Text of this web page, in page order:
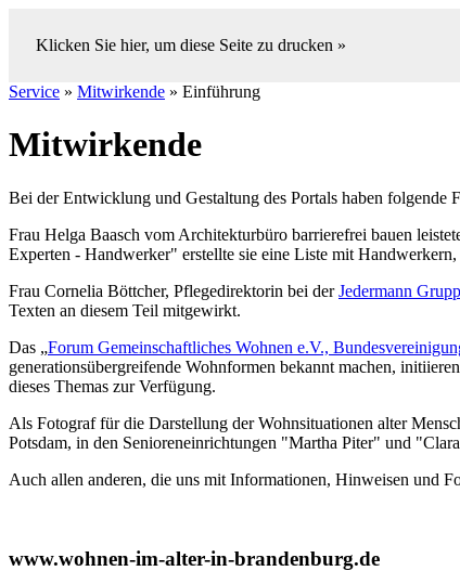
Klicken Sie hier, um diese Seite zu drucken »
Service » Mitwirkende » Einführung
Mitwirkende
Bei der Entwicklung und Gestaltung des Portals haben folgende
Frau Helga Baasch vom Architekturbüro barrierefrei bauen
Experten - Handwerker" erstellte sie eine Liste mit
Frau Cornelia Böttcher, Pflegedirektorin bei derJedermann
Texten an diesem Teil mitgewirkt.
Das „Forum Gemeinschaftliches Wohnen e.V.,
generationsübergreifende Wohnformen bekannt machen,
dieses Themas zur Verfügung.
Als Fotograf für die Darstellung der Wohnsituationen alter
Potsdam, in den Senioreneinrichtungen "Martha Piter" und
Auch allen anderen, die uns mit Informationen, Hinweisen und
www.wohnen-im-alter-in-brandenburg.de